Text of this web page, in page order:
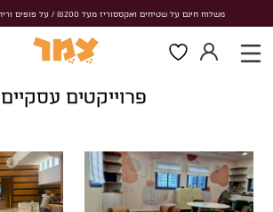
פרוייקטים עסקיים
משלוח חינם על שטיחים ואקססוריז מעל ₪200 / על פופים וריהוט חינם מעל 1000₪
משלוח חינם על שטיחים ואקססוריז מעל ₪200 / על פופים וריהוט חינם מעל 1000₪